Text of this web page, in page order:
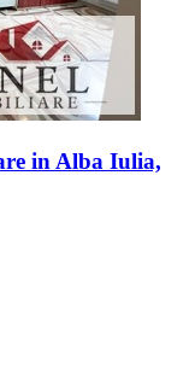
in Alba Iulia,